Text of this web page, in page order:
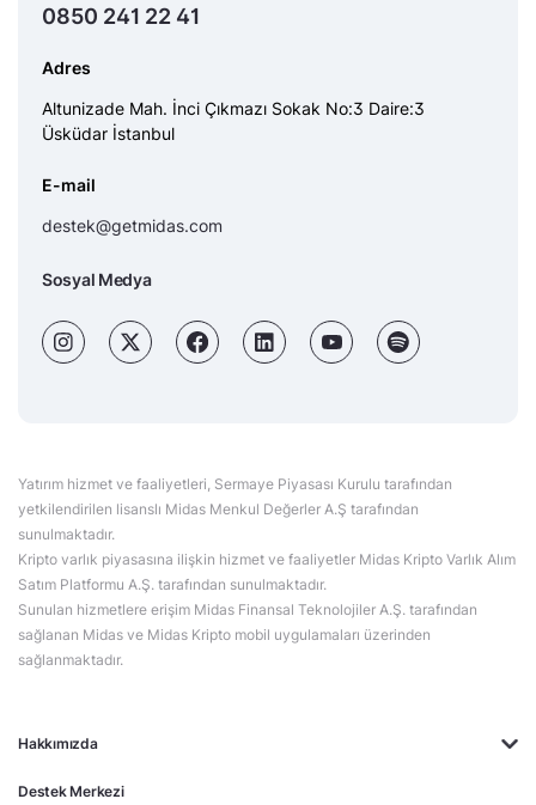
Hakkımızda
Destek Merkezi
0850 241 22 41
Adres
Altunizade Mah. İnci Çıkmazı Sokak No:3 Daire:3
Üsküdar İstanbul
E-mail
destek@getmidas.com
Sosyal Medya
Yatırım hizmet ve faaliyetleri, Sermaye Piyasası Kurulu tarafından
yetkilendirilen lisanslı Midas Menkul Değerler A.Ş tarafından
sunulmaktadır.
Kripto varlık piyasasına ilişkin hizmet ve faaliyetler Midas Kripto Varlık Alım
Satım Platformu A.Ş. tarafından sunulmaktadır.
Sunulan hizmetlere erişim Midas Finansal Teknolojiler A.Ş. tarafından
sağlanan Midas ve Midas Kripto mobil uygulamaları üzerinden
sağlanmaktadır.